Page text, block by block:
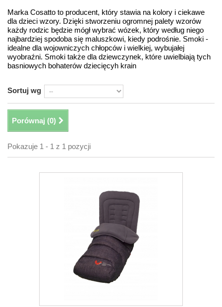
Marka Cosatto to producent, który stawia na kolory i ciekawe
dla dzieci wzory. Dzięki stworzeniu ogromnej palety wzorów
każdy rodzic będzie mógł wybrać wózek, który według niego
najbardziej spodoba się maluszkowi, kiedy podrośnie. Smoki -
idealne dla wojowniczych chłopców i wielkiej, wybujałej
wyobraźni. Smoki także dla dziewczynek, które uwielbiają tych
basniowych bohaterów dziecięcyh krain
Sortuj wg
Porównaj (0)
Pokazuje 1 - 1 z 1 pozycji